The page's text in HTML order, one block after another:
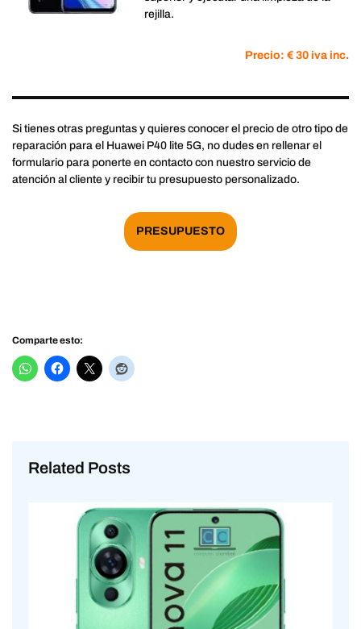
rejilla.
Precio: € 30 iva inc.
Si tienes otras preguntas y quieres conocer el precio de otro tipo de
reparación para el Huawei P40 lite 5G, no dudes en rellenar el
formulario para ponerte en contacto con nuestro servicio de
atención al cliente y recibir tu presupuesto personalizado.
PRESUPUESTO
Comparte esto:
Related Posts